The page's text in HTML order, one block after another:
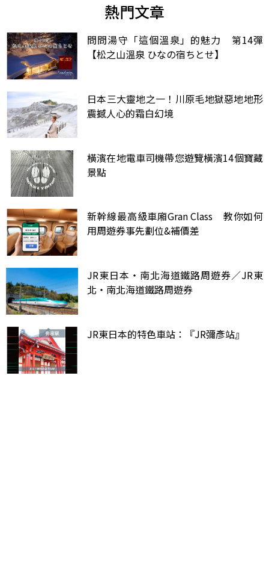
熱門文章
問問湯守「這個溫泉」的魅力 第14彈
【松之山溫泉 ひなの宿ちとせ】
日本三大靈地之一！川原毛地獄惡地地形
震撼人心的霜白幻境
橫濱在地電車司機帶您遊覽橫濱14個寶藏
景點
新幹線最高級車廂Gran Class 教你如何
用周遊券事先劃位&補價差
JR東日本‧南北海道鐵路周遊券／JR東
北‧南北海道鐵路周遊券
JR東日本的特色車站：『JR彌彥站』